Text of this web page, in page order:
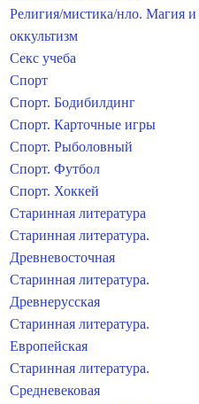
Религия/мистика/нло. Магия и
оккультизм
Секс учеба
Спорт
Спорт. Бодибилдинг
Спорт. Карточные игры
Спорт. Рыболовный
Спорт. Футбол
Спорт. Хоккей
Старинная литература
Старинная литература.
Древневосточная
Старинная литература.
Древнерусская
Старинная литература.
Европейская
Старинная литература.
Средневековая